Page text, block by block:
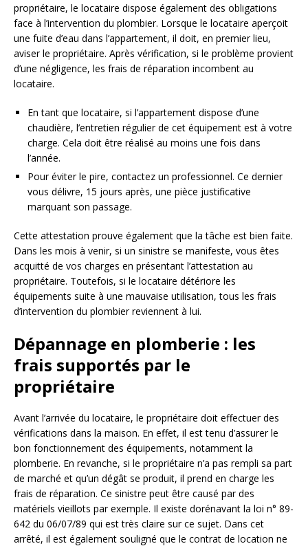
propriétaire, le locataire dispose également des obligations
face à l’intervention du plombier. Lorsque le locataire aperçoit
une fuite d’eau dans l’appartement, il doit, en premier lieu,
aviser le propriétaire. Après vérification, si le problème provient
d’une négligence, les frais de réparation incombent au
locataire.
En tant que locataire, si l’appartement dispose d’une
chaudière, l’entretien régulier de cet équipement est à votre
charge. Cela doit être réalisé au moins une fois dans
l’année.
Pour éviter le pire, contactez un professionnel. Ce dernier
vous délivre, 15 jours après, une pièce justificative
marquant son passage.
Cette attestation prouve également que la tâche est bien faite.
Dans les mois à venir, si un sinistre se manifeste, vous êtes
acquitté de vos charges en présentant l’attestation au
propriétaire. Toutefois, si le locataire détériore les
équipements suite à une mauvaise utilisation, tous les frais
d’intervention du plombier reviennent à lui.
Dépannage en plomberie : les
frais supportés par le
propriétaire
Avant l’arrivée du locataire, le propriétaire doit effectuer des
vérifications dans la maison. En effet, il est tenu d’assurer le
bon fonctionnement des équipements, notamment la
plomberie. En revanche, si le propriétaire n’a pas rempli sa part
de marché et qu’un dégât se produit, il prend en charge les
frais de réparation. Ce sinistre peut être causé par des
matériels vieillots par exemple. Il existe dorénavant la loi n° 89-
642 du 06/07/89 qui est très claire sur ce sujet. Dans cet
arrêté, il est également souligné que le contrat de location ne